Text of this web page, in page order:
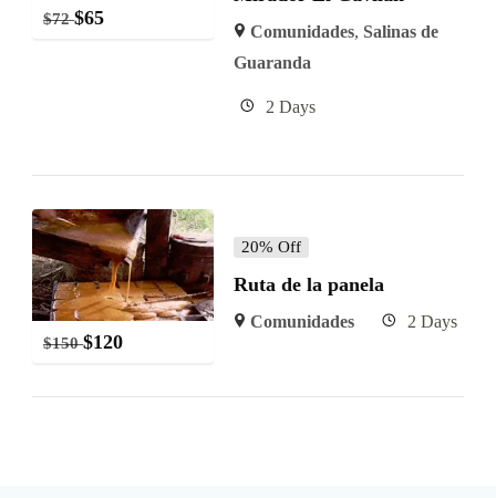
$72 $65
Comunidades, Salinas de
Guaranda
2 Days
$150 $120
20% Off
Ruta de la panela
Comunidades 2 Days